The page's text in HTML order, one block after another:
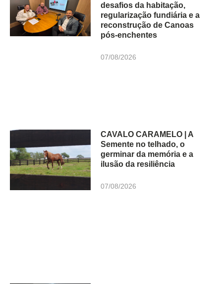
desafios da habitação,
regularização fundiária e a
reconstrução de Canoas
pós-enchentes
07/08/2026
CAVALO CARAMELO | A
Semente no telhado, o
germinar da memória e a
ilusão da resiliência
07/08/2026